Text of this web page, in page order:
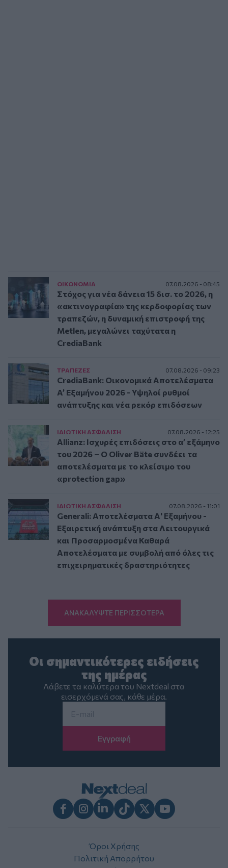
ΟΙΚΟΝΟΜΙΑ 07.08.2026 - 08:45
Στόχος για νέα δάνεια 15 δισ. το 2026, η
«ακτινογραφία» της κερδοφορίας των
τραπεζών, η δυναμική επιστροφή της
Metlen, μεγαλώνει ταχύτατα η
CrediaBank
ΤΡAΠΕΖΕΣ 07.08.2026 - 09:23
CrediaBank: Οικονομικά Αποτελέσματα
A’ Εξαμήνου 2026 - Υψηλοί ρυθμοί
ανάπτυξης και νέα ρεκόρ επιδόσεων
ΙΔΙΩΤΙΚΗ ΑΣΦAΛΙΣΗ 07.08.2026 - 12:25
Allianz: Ισχυρές επιδόσεις στο α’ εξάμηνο
του 2026 – Ο Oliver Bäte συνδέει τα
αποτελέσματα με το κλείσιμο του
«protection gap»
ΙΔΙΩΤΙΚΗ ΑΣΦAΛΙΣΗ 07.08.2026 - 11:01
Generali: Αποτελέσματα Α' Εξαμήνου -
Εξαιρετική ανάπτυξη στα Λειτουργικά
και Προσαρμοσμένα Καθαρά
Αποτελέσματα με συμβολή από όλες τις
επιχειρηματικές δραστηριότητες
ΑΝΑΚΑΛΥΨΤΕ ΠΕΡΙΣΣΟΤΕΡΑ
Οι σημαντικότερες ειδήσεις
της ημέρας
Λάβετε τα καλύτερα του Nextdeal στα
εισερχόμενά σας, κάθε μέρα.
Όροι Χρήσης
Πολιτική Απορρήτου